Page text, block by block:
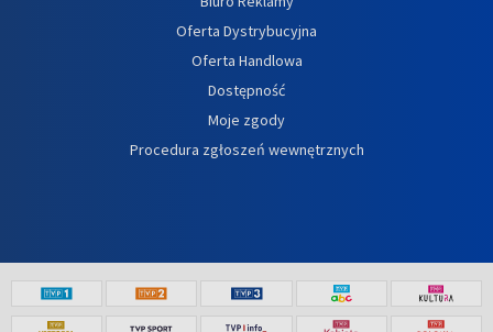
Oferta Dystrybucyjna
Oferta Handlowa
Dostępność
Moje zgody
Procedura zgłoszeń wewnętrznych